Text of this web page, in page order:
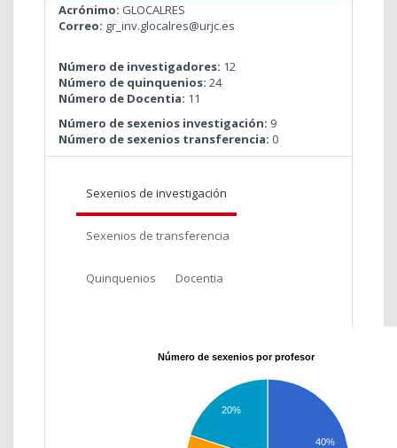
Acrónimo: GLOCALRES
Correo: gr_inv.glocalres@urjc.es
Número de investigadores: 12
Número de quinquenios: 24
Número de Docentia: 11
Número de sexenios investigación: 9
Número de sexenios transferencia: 0
Sexenios de investigación
Sexenios de transferencia
Quinquenios Docentia
Número de sexenios por profesor
40%
20%